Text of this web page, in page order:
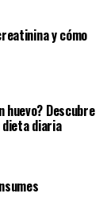
y cómo
Descubre
diaria